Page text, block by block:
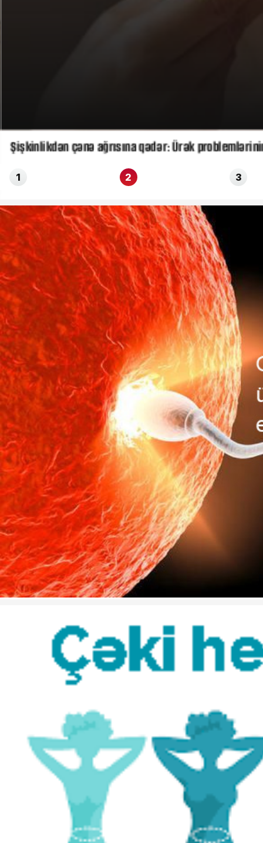
Şişkinlikdən çənə ağrısına qədər: Ürək
1 2 3